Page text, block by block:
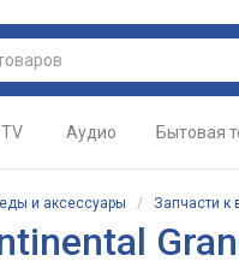
TV Аудио Бытовая
и аксессуары / Запчасти к